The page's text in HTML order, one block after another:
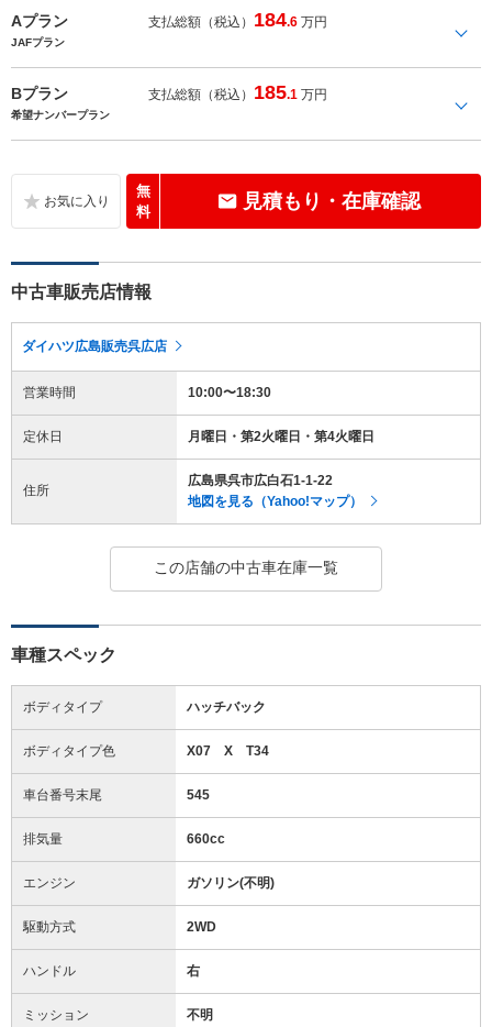
Aプラン 支払総額（税込） 184.6 万円
JAFプラン
Bプラン 支払総額（税込） 185.1 万円
希望ナンバープラン
無
料
見積もり・在庫確認
中古車販売店情報
ダイハツ広島販売呉広店
営業時間 10:00〜18:30
定休日 月曜日・第2火曜日・第4火曜日
住所
広島県呉市広白石1-1-22
地図を見る（Yahoo!マップ）
この店舗の中古車在庫一覧
車種スペック
ボディタイプ ハッチバック
ボディタイプ色 X07 X T34
車台番号末尾 545
排気量 660cc
エンジン ガソリン(不明)
駆動方式 2WD
ハンドル 右
ミッション 不明